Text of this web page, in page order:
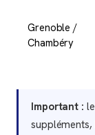
Grenoble /
Chambéry
Important :
suppléments,